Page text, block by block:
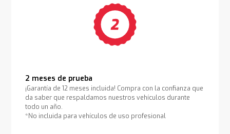
2 meses de prueba
¡Garantía de 12 meses incluida! Compra con la confianza que
da saber que respaldamos nuestros vehículos durante
todo un año.
*No incluida para vehículos de uso profesional